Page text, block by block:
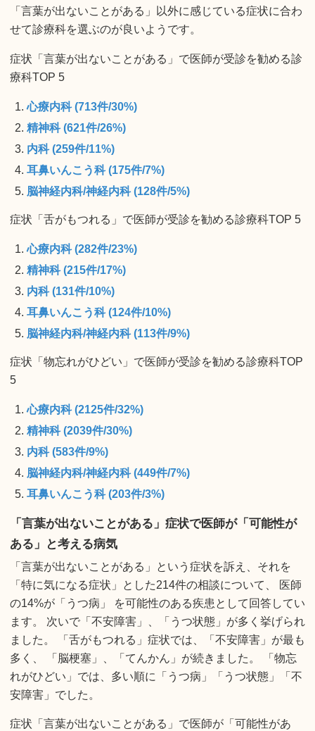
「言葉が出ないことがある」以外に感じている症状に合わ
せて診療科を選ぶのが良いようです。
症状「言葉が出ないことがある」で医師が受診を勧める診
療科TOP 5
心療内科 (713件/30%)
精神科 (621件/26%)
内科 (259件/11%)
耳鼻いんこう科 (175件/7%)
脳神経内科/神経内科 (128件/5%)
症状「舌がもつれる」で医師が受診を勧める診療科TOP 5
心療内科 (282件/23%)
精神科 (215件/17%)
内科 (131件/10%)
耳鼻いんこう科 (124件/10%)
脳神経内科/神経内科 (113件/9%)
症状「物忘れがひどい」で医師が受診を勧める診療科TOP
5
心療内科 (2125件/32%)
精神科 (2039件/30%)
内科 (583件/9%)
脳神経内科/神経内科 (449件/7%)
耳鼻いんこう科 (203件/3%)
「言葉が出ないことがある」症状で医師が「可能性が
ある」と考える病気
「言葉が出ないことがある」という症状を訴え、それを
「特に気になる症状」とした214件の相談について、 医師
の14%が「うつ病」 を可能性のある疾患として回答してい
ます。 次いで「不安障害」、「うつ状態」が多く挙げられ
ました。 「舌がもつれる」症状では、「不安障害」が最も
多く、 「脳梗塞」、「てんかん」が続きました。 「物忘
れがひどい」では、多い順に「うつ病」「うつ状態」「不
安障害」でした。
症状「言葉が出ないことがある」で医師が「可能性があ